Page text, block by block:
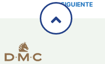
SIGUIENTE